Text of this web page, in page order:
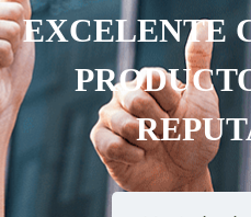
DIFERENTES
Ver todos los